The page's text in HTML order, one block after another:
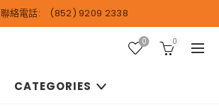
聯絡電話: (852) 9209 2338
0 0
CATEGORIES